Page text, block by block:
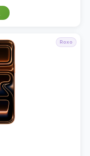
Roxo